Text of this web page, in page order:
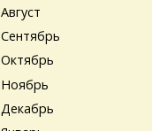
Август
Сентябрь
Октябрь
Ноябрь
Декабрь